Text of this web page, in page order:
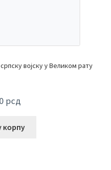
војску у Великом рату
рсд
корпу